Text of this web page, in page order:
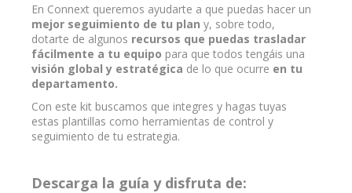
En Connext queremos ayudarte a que puedas hacer un
mejor seguimiento de tu plan y, sobre todo,
dotarte de algunos recursos que puedas trasladar
fácilmente a tu equipo para que todos tengáis una
visión global y estratégica de lo que ocurre en tu
departamento.
Con este kit buscamos que integres y hagas tuyas
estas plantillas como herramientas de control y
seguimiento de tu estrategia.
Descarga la guía y disfruta de: